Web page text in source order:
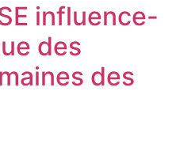
influence-
des
des